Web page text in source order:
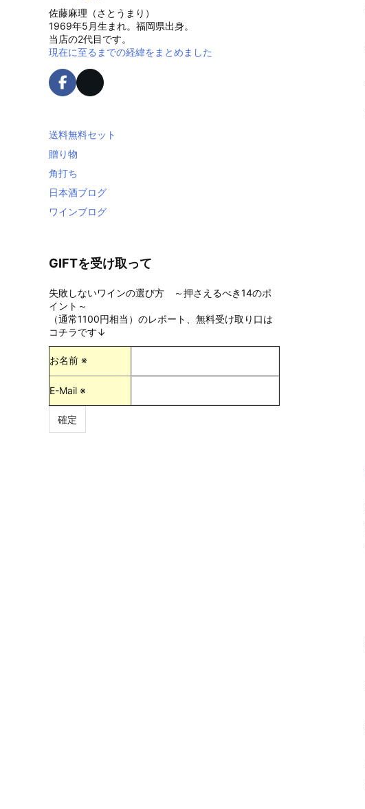
佐藤麻理（さとうまり）
1969年5月生まれ。福岡県出身。
当店の2代目です。
現在に至るまでの経緯をまとめました
送料無料セット
贈り物
角打ち
日本酒ブログ
ワインブログ
GIFTを受け取って
失敗しないワインの選び方 ～押さえるべき14のポ
イント～
（通常1100円相当）のレポート、無料受け取り口は
コチラです↓
お名前 ※
E-Mail ※